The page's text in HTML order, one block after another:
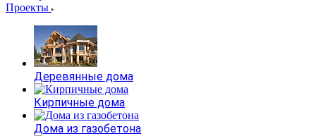
Проекты
Деревянные дома
Кирпичные дома
Дома из газобетона